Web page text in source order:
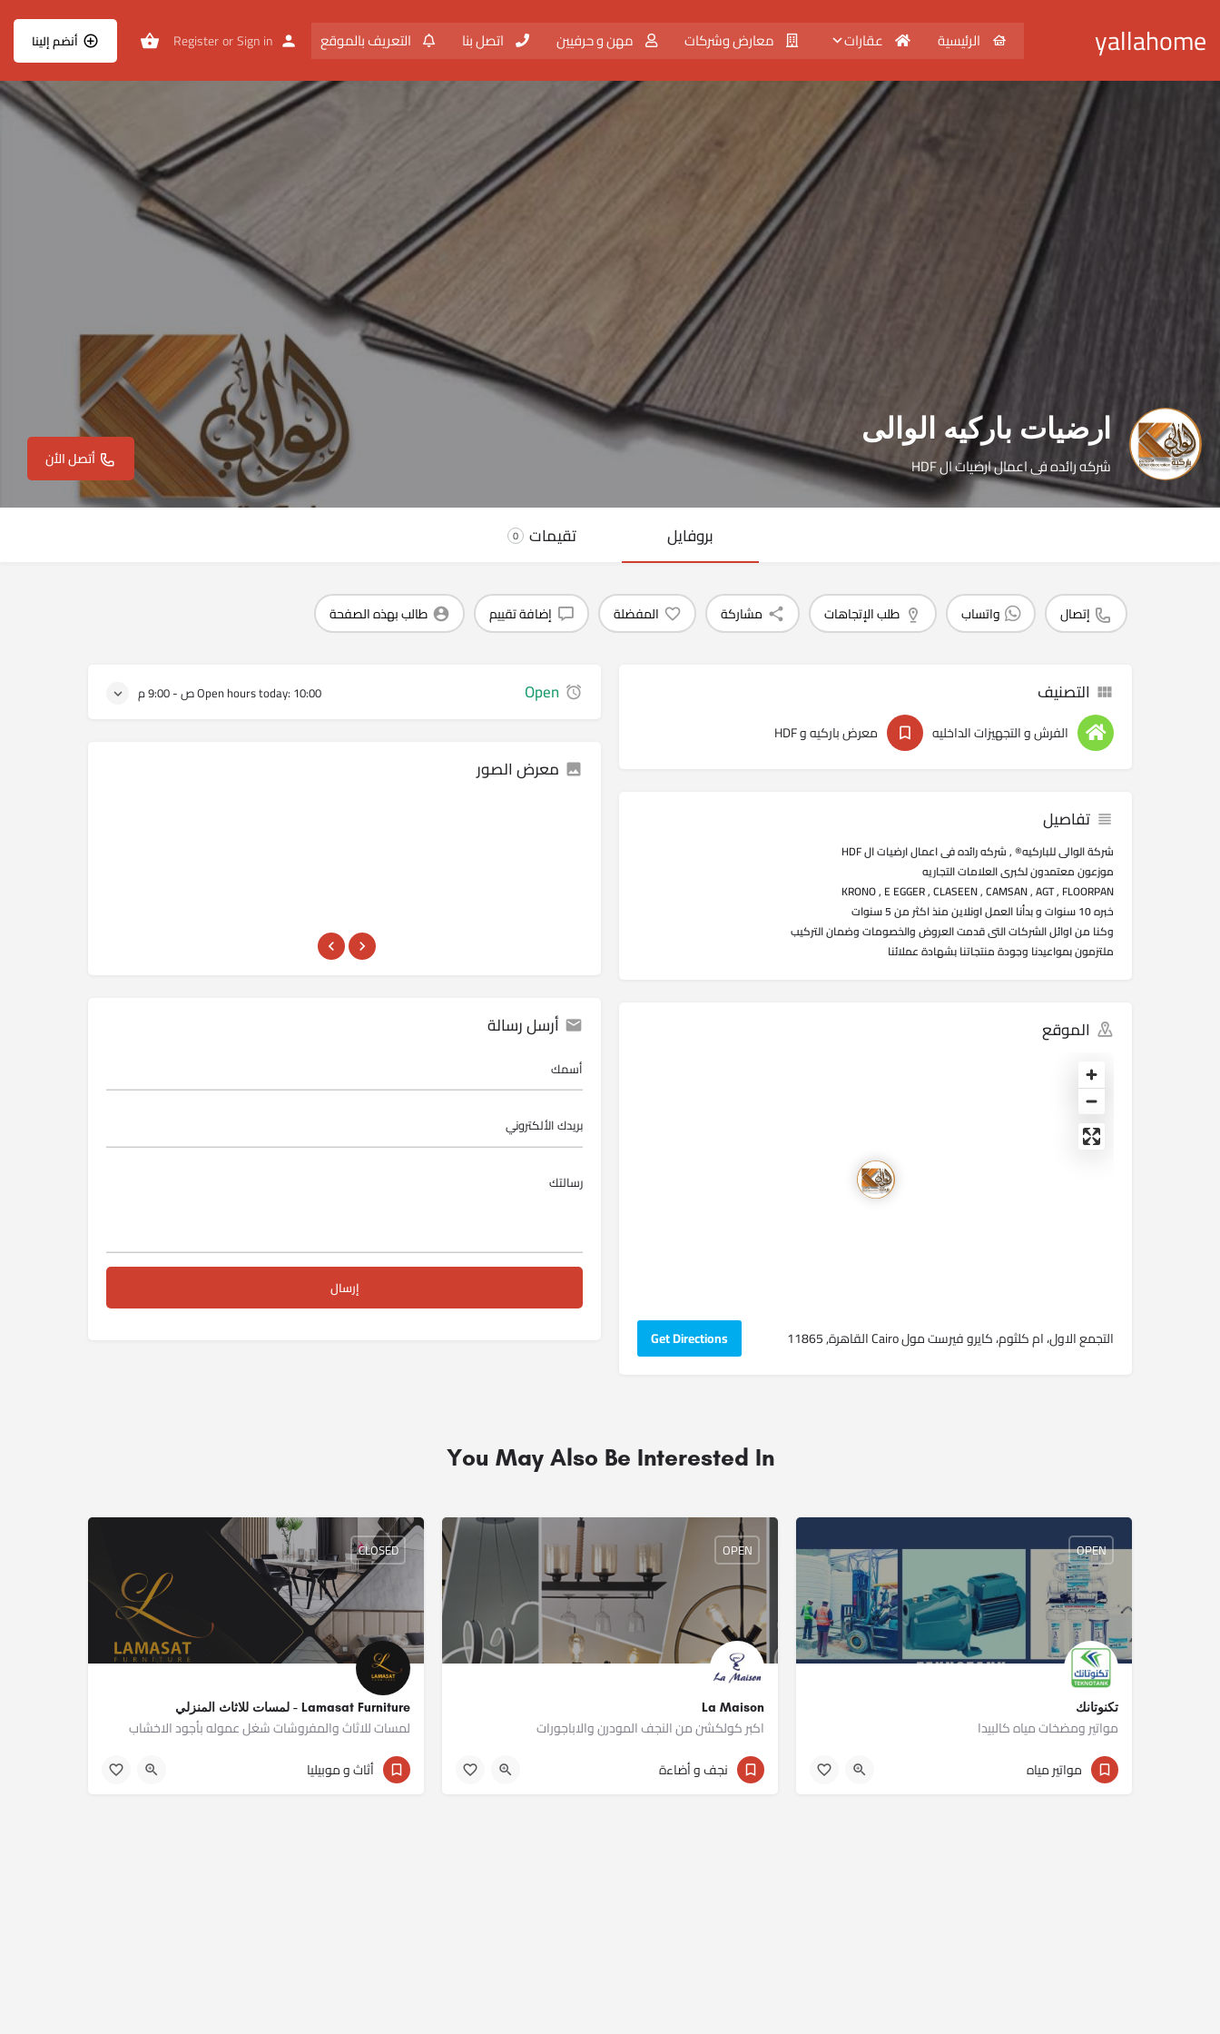
yallahome الرئيسية عقارات معارض وشركات مهن و حرفيين اتصل بنا التعريف بالموقع Sign in
or
Register أنضم إلينا
ارضيات باركيه الوالى
شركه رائده فى اعمال ارضيات ال HDF أتصل الأن
بروفايل تقيمات 0
إتصال واتساب طلب الإتجاهات مشاركة المفضلة إضافة تقييم طالب بهذه الصفحة
التصنيف
الفرش و التجهيزات الداخليه معرض باركيه و HDF
تفاصيل
شركة الوالى للباركيه® , شركه رائده فى اعمال ارضيات ال HDF
موزعون معتمدون لكبرى العلامات التجاريه
KRONO , E EGGER , CLASEEN , CAMSAN , AGT , FLOORPAN
خبره 10 سنوات و بدأنا العمل اونلاين منذ اكثر من 5 سنوات
وكنا من اوائل الشركات التى قدمت العروض والخصومات وضمان التركيب
ملتزمون بمواعيدنا وجودة منتجاتنا بشهادة عملائنا
الموقع
التجمع الاول، ام كلثوم، كايرو فيرست مول Cairo القاهرة, 11865 Get Directions
Open
Open hours today: 10:00 ص - 9:00 م
معرض الصور
أرسل رسالة
You May Also Be Interested In
تكنوتانك
مواتير ومضخات مياه كالبيدا
01023430301
OPEN
مواتير مياه
La Maison
اكبر كولكشن من النجف المودرن والاباجورات
011 12235641
OPEN
نجف و أضاءة
Lamasat Furniture - لمسات للاثاث المنزلي
لمسات للاثاث والمفروشات شغل عموله بأجود الاخشاب
01277677688
CLOSED
أثاث و موبيليا